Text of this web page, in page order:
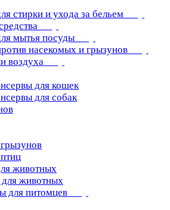
стирки и ухода за бельем
мытья посуды
насекомых и грызунов
воздуха
для кошек
для собак
животных
животных
для питомцев